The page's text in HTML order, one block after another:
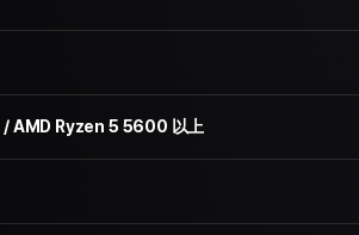
AMD Ryzen 5 5600 以上